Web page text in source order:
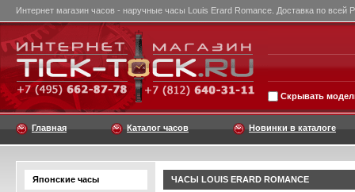
Интернет магазин часов - наручные часы Louis Erard Romance. Доставка по всей
Скрывать
Главная Каталог часов Новинки в каталоге
Японские часы ЧАСЫ LOUIS ERARD ROMANCE